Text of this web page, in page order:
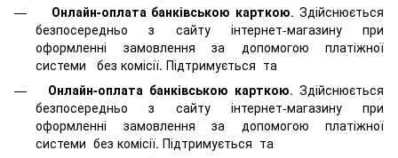
Онлайн-оплата банківською карткою. Здійснюється
безпосередньо з сайту інтернет-магазину при
оформленні замовлення за допомогою платіжної
системи
без комісії. Підтримується та
Онлайн-оплата банківською карткою. Здійснюється
безпосередньо з сайту інтернет-магазину при
оформленні замовлення за допомогою платіжної
системи без комісії. Підтримується та